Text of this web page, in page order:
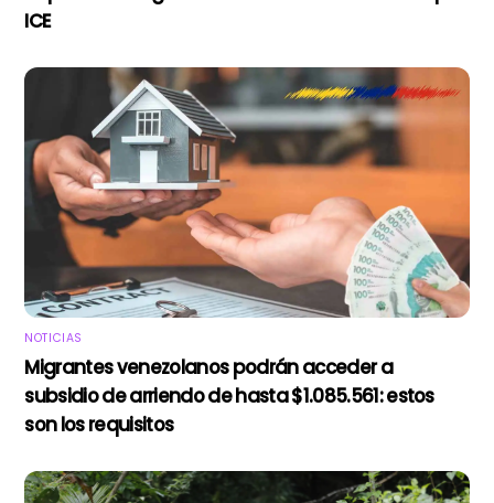
ICE
NOTICIAS
Migrantes venezolanos podrán acceder a
subsidio de arriendo de hasta $1.085.561: estos
son los requisitos